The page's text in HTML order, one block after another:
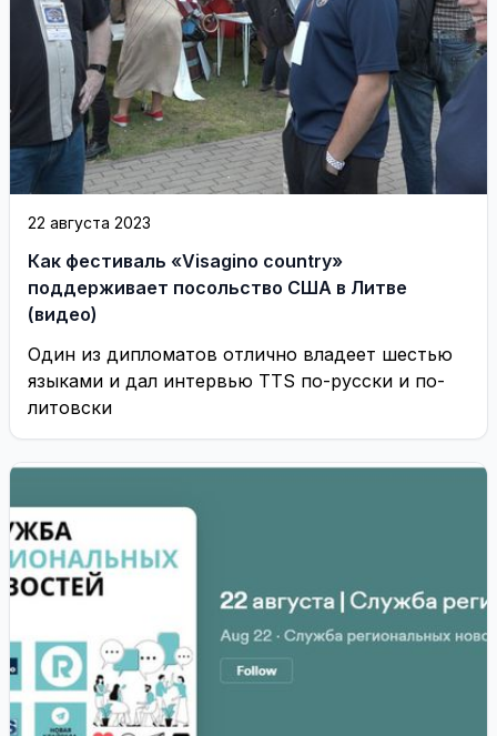
22 августа 2023
Как фестиваль «Visagino country»
поддерживает посольство США в Литве
(видео)
Один из дипломатов отлично владеет шестью
языками и дал интервью TTS по-русски и по-
литовски